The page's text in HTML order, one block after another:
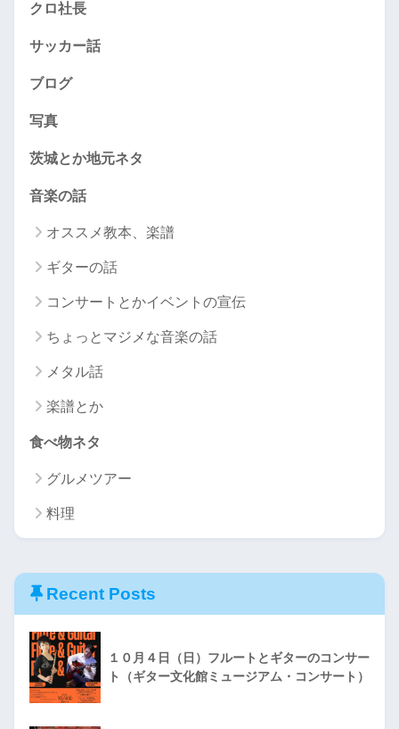
クロ社長
サッカー話
ブログ
写真
茨城とか地元ネタ
音楽の話
オススメ教本、楽譜
ギターの話
コンサートとかイベントの宣伝
ちょっとマジメな音楽の話
メタル話
楽譜とか
食べ物ネタ
グルメツアー
料理
Recent Posts
１０月４日（日）フルートとギターのコンサー
ト（ギター文化館ミュージアム・コンサート）